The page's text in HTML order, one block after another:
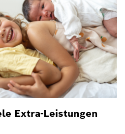
Extra-Leistungen